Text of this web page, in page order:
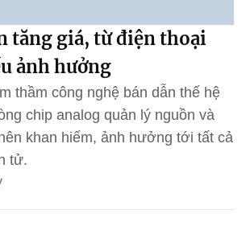
tăng giá, từ điện thoại
ảnh hưởng
thầm công nghệ bán dẫn thế hệ
chip analog quản lý nguồn và
khan hiếm, ảnh hưởng tới tất cả
tử.